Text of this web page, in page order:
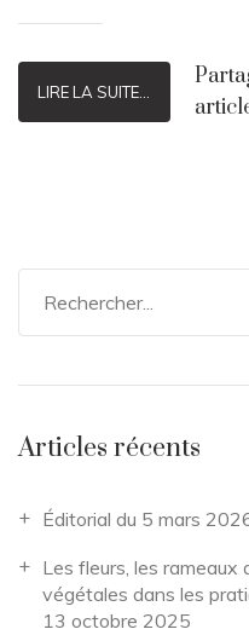
LIRE LA SUITE...
Articles récents
Éditorial du 5 mars
Les fleurs, les rameaux
végétales dans les
13 octobre 2025